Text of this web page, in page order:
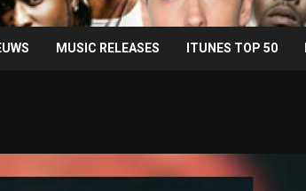
MUSIC RELEASES ITUNES TOP 50